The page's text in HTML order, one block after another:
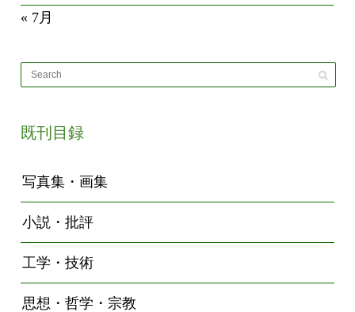
« 7月
既刊目録
写真集・画集
小説・批評
工学・技術
思想・哲学・宗教